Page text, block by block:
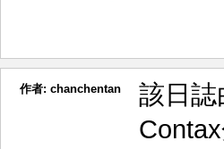
作者: chanchentan
該日誌
Contax